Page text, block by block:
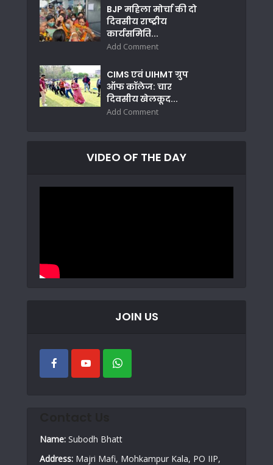
BJP महिला मोर्चा की दो
दिवसीय राष्ट्रीय
कार्यसमिति...
Add Comment
CIMS एवं UIHMT ग्रुप
ऑफ कॉलेज: चार
दिवसीय खेलकूद...
Add Comment
VIDEO OF THE DAY
JOIN US
Name: Subodh Bhatt
Address: Majri Mafi, Mohkampur Kala, PO IIP,